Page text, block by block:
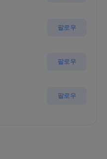
팔로우
팔로우
팔로우